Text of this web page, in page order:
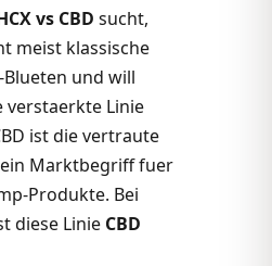
vs CBD sucht,
meist klassische
Blueten und will
verstaerkte Linie
ist die vertraute
ein Marktbegriff fuer
Produkte. Bei
diese Linie CBD